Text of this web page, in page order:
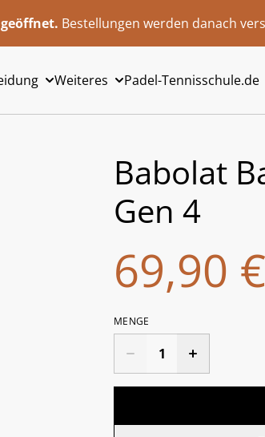
Bestellungen werden danach
Weiteres Padel-Tennisschule.de
Babolat
Gen 4
69,90 €
MENGE